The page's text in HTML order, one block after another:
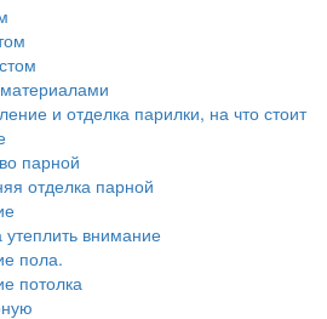
и отделка парилки, на что стоит
парной
отделка парной
утеплить внимание
пола.
потолка